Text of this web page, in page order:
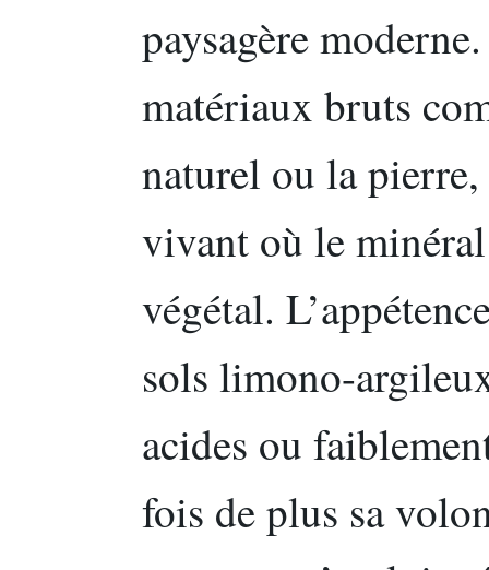
paysagère
matériaux bruts
naturel ou la
vivant où le
végétal.
sols limono-
acides ou
fois de plus sa